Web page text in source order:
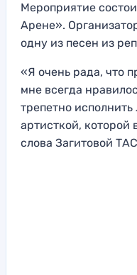
Мероприятие
Арене».
одну из песен из
«Я очень рада, что
мне всегда
трепетно
артисткой,
слова Загитовой